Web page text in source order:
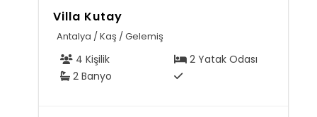
Villa Kutay
Antalya / Kaş / Gelemiş
4 Kişilik
2 Yatak Odası
2 Banyo